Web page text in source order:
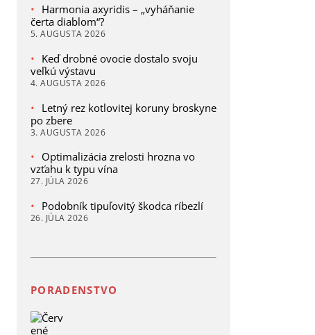
Harmonia axyridis – „vyháňanie
čerta diablom“?
5. AUGUSTA 2026
Keď drobné ovocie dostalo svoju
veľkú výstavu
4. AUGUSTA 2026
Letný rez kotlovitej koruny broskyne
po zbere
3. AUGUSTA 2026
Optimalizácia zrelosti hrozna vo
vzťahu k typu vína
27. JÚLA 2026
Podobník tipuľovitý škodca ríbezlí
26. JÚLA 2026
PORADENSTVO